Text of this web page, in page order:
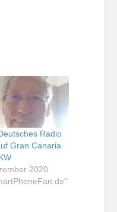
Radio
Gran Canaria
2020